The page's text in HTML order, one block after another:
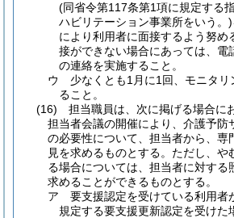
(同省令第117条第1項に規定する
ハビリテーション事業所をいう。)
により利用者に面接するよう努め
接ができない場合にあっては、電
の連絡を実施すること。
ウ
少なくとも1月に1回、モニタリ
ること。
(16)
担当職員は、次に掲げる場合に
担当者会議の開催により、介護予防
の必要性について、担当者から、専
見を求めるものとする。 ただし、や
る場合については、担当者に対する
求めることができるものとする。
ア
要支援認定を受けている利用者
規定する要支援更新認定を受けた